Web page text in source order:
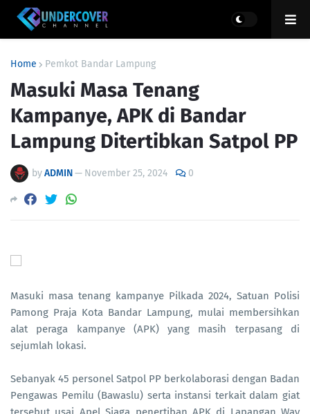
Home Pemkot Bandar Lampung
Masuki Masa Tenang
Kampanye, APK di Bandar
Lampung Ditertibkan Satpol PP
byADMIN— November 25, 2024 0
Masuki masa tenang kampanye Pilkada 2024, Satuan Polisi
Pamong Praja Kota Bandar Lampung, mulai membersihkan
alat peraga kampanye (APK) yang masih terpasang di
sejumlah lokasi.
Sebanyak 45 personel Satpol PP berkolaborasi dengan Badan
Pengawas Pemilu (Bawaslu) serta instansi terkait dalam giat